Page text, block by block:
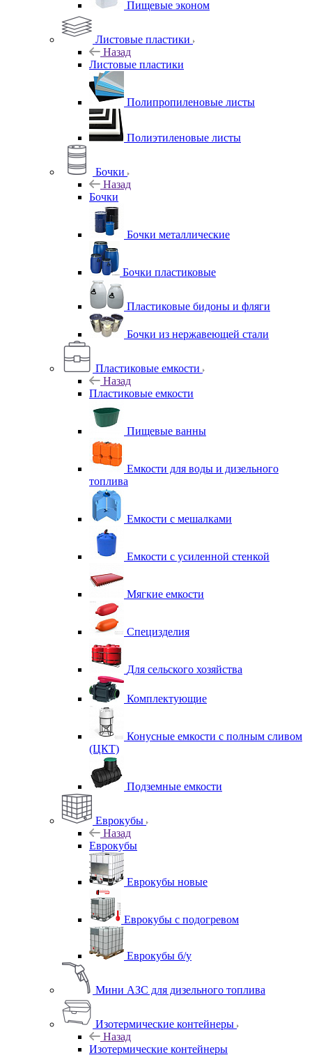
Пищевые эконом
Листовые пластики
Назад
Листовые пластики
Полипропиленовые листы
Полиэтиленовые листы
Бочки
Назад
Бочки
Бочки металлические
Бочки пластиковые
Пластиковые бидоны и фляги
Бочки из нержавеющей стали
Пластиковые емкости
Назад
Пластиковые емкости
Пищевые ванны
Емкости для воды и дизельного
топлива
Емкости с мешалками
Емкости с усиленной стенкой
Мягкие емкости
Специзделия
Для сельского хозяйства
Комплектующие
Конусные емкости с полным сливом
(ЦКТ)
Подземные емкости
Еврокубы
Назад
Еврокубы
Еврокубы новые
Еврокубы с подогревом
Еврокубы б/у
Мини АЗС для дизельного топлива
Изотермические контейнеры
Назад
Изотермические контейнеры